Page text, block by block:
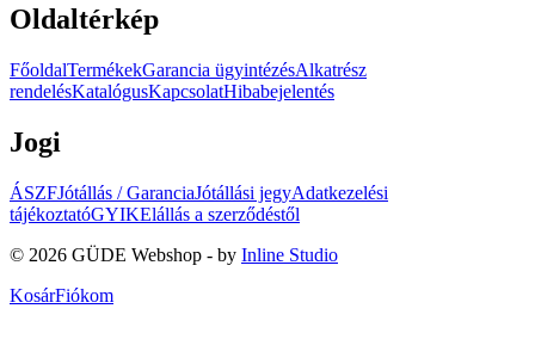
Oldaltérkép
FőoldalTermékekGarancia ügyintézésAlkatrész
rendelésKatalógusKapcsolatHibabejelentés
Jogi
ÁSZFJótállás / GaranciaJótállási jegyAdatkezelési
tájékoztatóGYIKElállás a szerződéstől
© 2026 GÜDE Webshop - by Inline Studio
KosárFiókom